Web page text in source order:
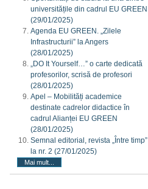
universitățile din cadrul EU GREEN
(29/01/2025)
Agenda EU GREEN. „Zilele
Infrastructurii” la Angers
(28/01/2025)
„DO It Yourself…” o carte dedicată
profesorilor, scrisă de profesori
(28/01/2025)
Apel – Mobilități academice
destinate cadrelor didactice în
cadrul Alianței EU GREEN
(28/01/2025)
Semnal editorial, revista „Între timp”
la nr. 2 (27/01/2025)
Mai mult...